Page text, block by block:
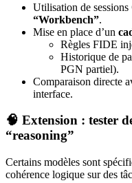
Utilisation de sessions
“Workbench”.
Mise en place d’un
Règles FIDE
Historique de
PGN partiel).
Comparaison directe
interface.
🧠 Extension : tester
“reasoning”
Certains modèles sont
cohérence logique sur des